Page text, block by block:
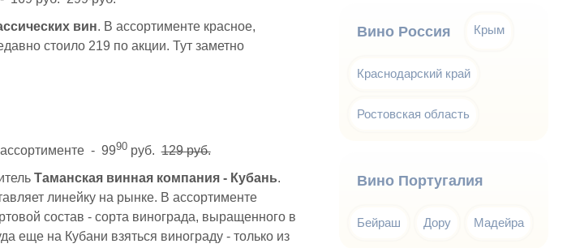
вин. В ассортименте красное,
стоило 219 по акции. Тут заметно
- 9990руб.129 руб.
Таманская винная компания - Кубань.
линейку на рынке. В ассортименте
состав - сорта винограда, выращенного в
еще на Кубани взяться винограду - только из
Вино Россия Крым
Краснодарский край
Ростовская область
Вино Португалия
Бейраш Дору Мадейра